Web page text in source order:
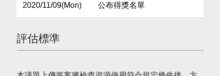
2020/11/09(Mon) 公布得獎名單
評估標準